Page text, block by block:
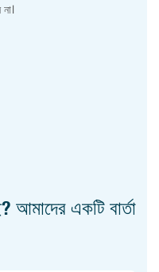
একটি বার্তা